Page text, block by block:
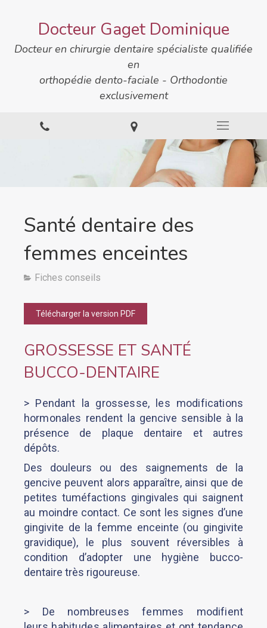
Docteur Gaget Dominique
Docteur en chirurgie dentaire spécialiste qualifiée
en
orthopédie dento-faciale - Orthodontie
exclusivement
Santé dentaire des
femmes enceintes
Fiches conseils
Télécharger la version PDF
GROSSESSE ET SANTÉ
BUCCO-DENTAIRE
> Pendant la grossesse, les modifications
hormonales rendent la gencive sensible à la
présence de plaque dentaire et autres
dépôts.
Des douleurs ou des saignements de la
gencive peuvent alors apparaître, ainsi que de
petites tuméfactions gingivales qui saignent
au moindre contact. Ce sont les signes d’une
gingivite de la femme enceinte (ou gingivite
gravidique), le plus souvent réversibles à
condition d’adopter une hygiène bucco-
dentaire très rigoureuse.
> De nombreuses femmes modifient